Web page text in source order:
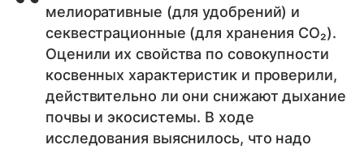
мелиоративные (для удобрений) и
секвестрационные (для хранения CO₂).
Оценили их свойства по совокупности
косвенных характеристик и проверили,
действительно ли они снижают дыхание
почвы и экосистемы. В ходе
исследования выяснилось, что надо